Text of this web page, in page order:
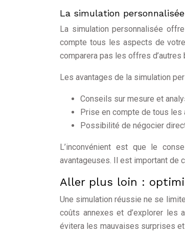
La simulation
La simulation personnalisée
compte tous les aspects de
comparera pas les offres d’autres
Les avantages de la simulation
Conseils sur mesure et
Prise en compte de tous les
Possibilité de négocier
L’inconvénient est que le
avantageuses. Il est important de
Aller plus loin :
Une simulation réussie ne se
coûts annexes et d’explorer les
évitera les mauvaises surprises